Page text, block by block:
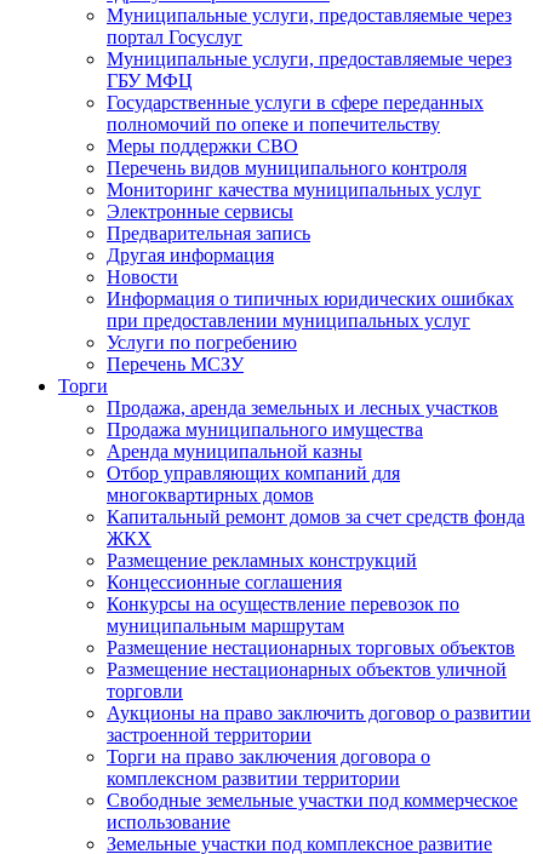
Муниципальные услуги, предоставляемые через
портал Госуслуг
Муниципальные услуги, предоставляемые через
ГБУ МФЦ
Государственные услуги в сфере переданных
полномочий по опеке и попечительству
Меры поддержки СВО
Перечень видов муниципального контроля
Мониторинг качества муниципальных услуг
Электронные сервисы
Предварительная запись
Другая информация
Новости
Информация о типичных юридических ошибках
при предоставлении муниципальных услуг
Услуги по погребению
Перечень МСЗУ
Торги
Продажа, аренда земельных и лесных участков
Продажа муниципального имущества
Аренда муниципальной казны
Отбор управляющих компаний для
многоквартирных домов
Капитальный ремонт домов за счет средств фонда
ЖКХ
Размещение рекламных конструкций
Концессионные соглашения
Конкурсы на осуществление перевозок по
муниципальным маршрутам
Размещение нестационарных торговых объектов
Размещение нестационарных объектов уличной
торговли
Аукционы на право заключить договор о развитии
застроенной территории
Торги на право заключения договора о
комплексном развитии территории
Свободные земельные участки под коммерческое
использование
Земельные участки под комплексное развитие